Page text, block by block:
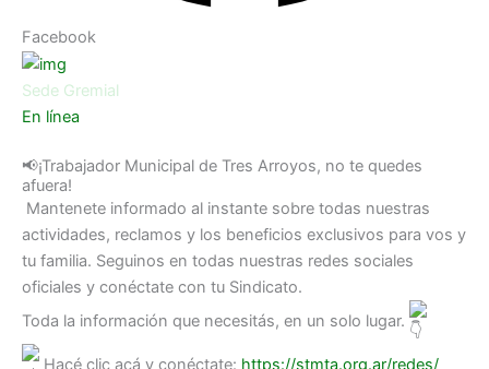
Facebook
Sede Gremial
En línea
📢¡Trabajador Municipal de Tres Arroyos, no te quedes
afuera!
Mantenete informado al instante sobre todas nuestras
actividades, reclamos y los beneficios exclusivos para vos y
tu familia. Seguinos en todas nuestras redes sociales
oficiales y conéctate con tu Sindicato.
Toda la información que necesitás, en un solo lugar.
Hacé clic acá y conéctate: https://stmta.org.ar/redes/